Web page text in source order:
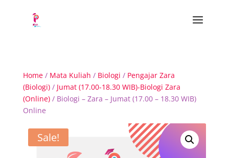
Home/ Mata Kuliah / Biologi / Pengajar Zara
(Biologi)/ Jumat (17.00-18.30 WIB)-Biologi Zara
(Online)/ Biologi – Zara – Jumat (17.00 – 18.30 WIB)
Online
Sale!